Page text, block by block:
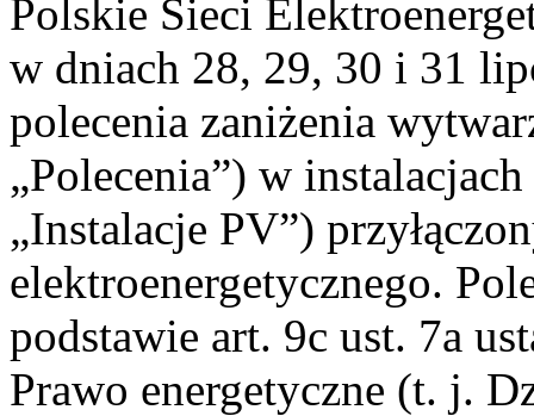
Polskie Sieci
w dniach 28, 29, 30 i 31
polecenia zaniżenia
„Polecenia”) w
„Instalacje PV”)
elektroenergetycznego.
podstawie art. 9c ust. 7a
Prawo energetyczne (t. j.